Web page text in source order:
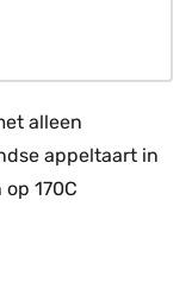
alleen
appeltaart in
170C